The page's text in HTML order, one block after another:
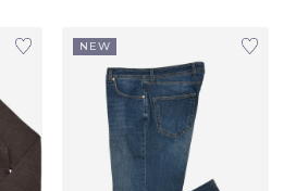
NEW